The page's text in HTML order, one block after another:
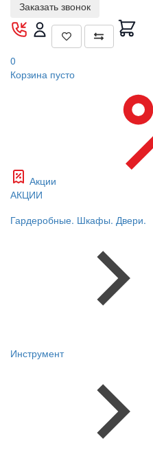
Заказать звонок
0
Корзина пусто
Акции
АКЦИИ
Гардеробные. Шкафы. Двери.
Инструмент